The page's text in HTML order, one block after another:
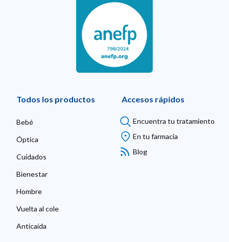
Todos los productos
Bebé
Óptica
Cuidados
Bienestar
Hombre
Vuelta al cole
Anticaída
Accesos rápidos
Encuentra tu tratamiento
En tu farmacia
Blog